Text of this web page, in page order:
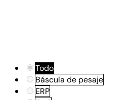
Todo
Báscula de pesaje
ERP